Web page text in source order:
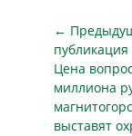
частными
сегодня, 3
Документ
октябре
ФГУП
по
записям
←
публикация
публикация
Цена
миллиона
выставят